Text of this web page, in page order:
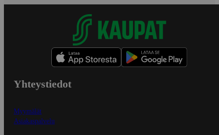
Yhteystiedot
Myymälät
Asiakaspalvelu